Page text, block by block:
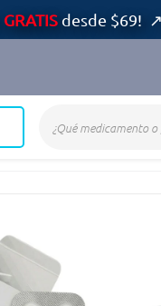
GRATISdesde $69!